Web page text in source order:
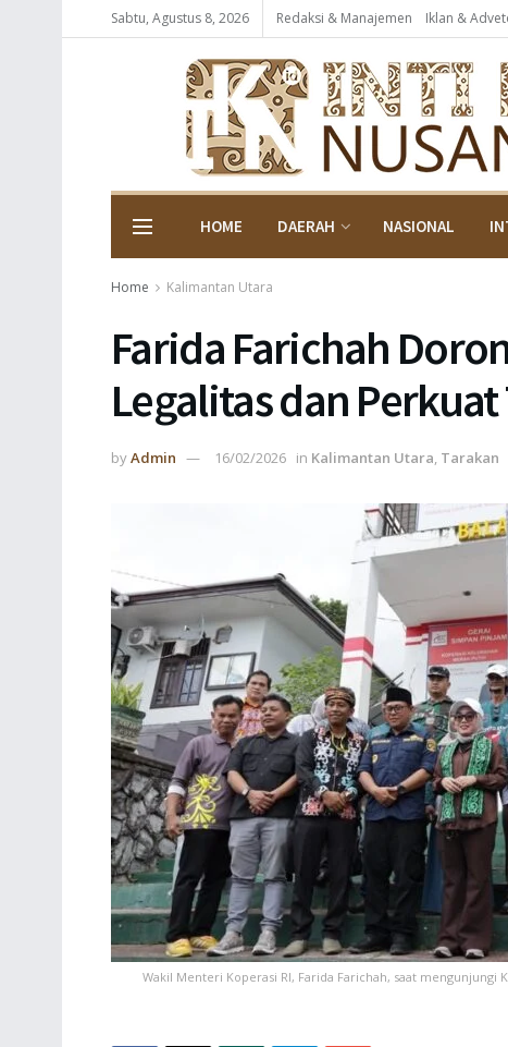
Sabtu, Agustus 8, 2026 Redaksi & Manajemen Iklan &
HOME DAERAH NASIONAL
Home Kalimantan Utara
Farida Farichah
Legalitas dan Perkuat
byAdmin 16/02/2026 in Kalimantan Utara, Tarakan
Wakil Menteri Koperasi RI, Farida Farichah, saat mengunjungi